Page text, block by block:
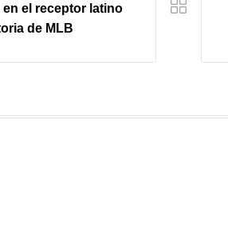
el receptor latino
de MLB